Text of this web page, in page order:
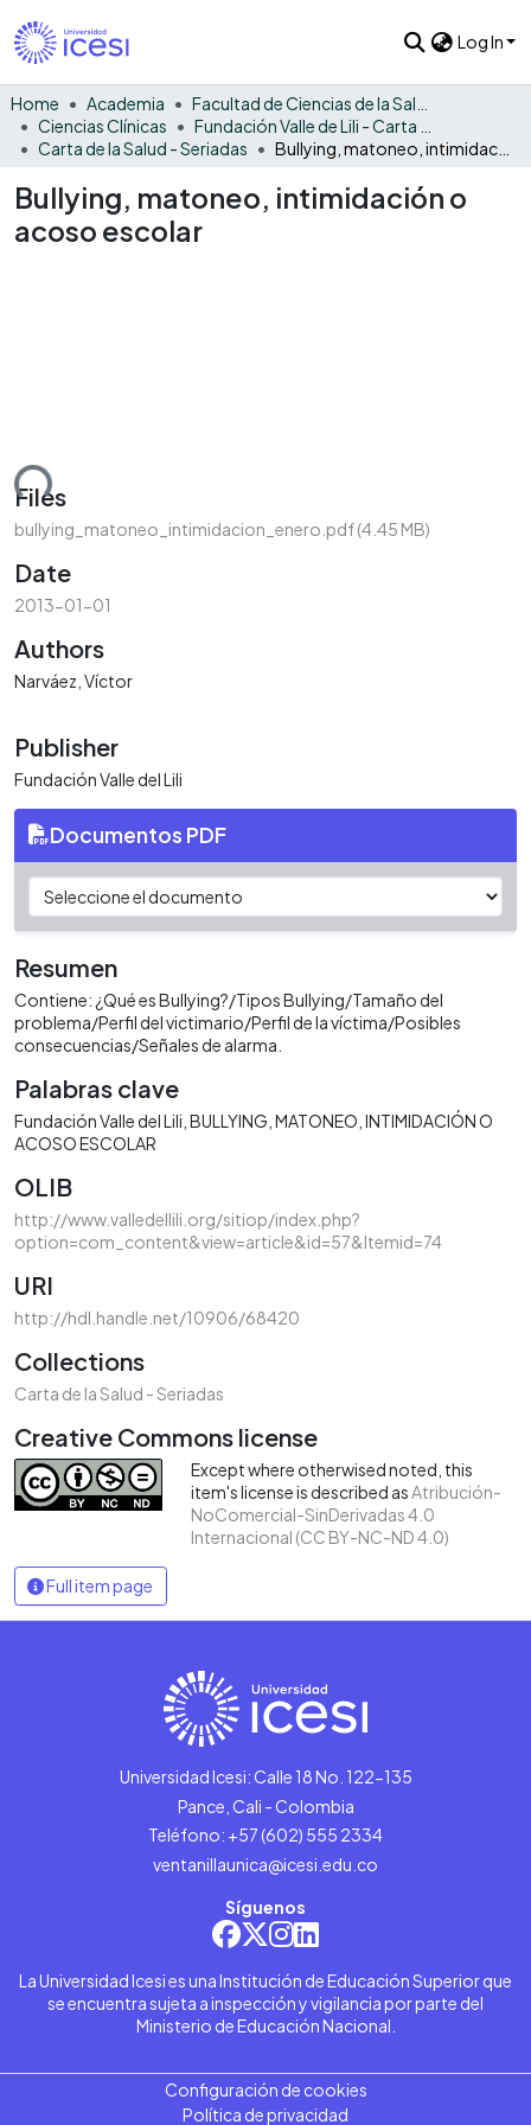
Log In
Home Academia
Ciencias Clínicas
Carta de la Salud - Seriadas
Bullying, matoneo, intimidación o
acoso escolar
Files
bullying_matoneo_intimidacion_enero.pdf(4.45 MB)
Date
2013-01-01
Authors
Narváez, Víctor
Publisher
Fundación Valle del Lili
Documentos PDF
Resumen
Contiene: ¿Qué es Bullying?/Tipos Bullying/Tamaño del
problema/Perfil del victimario/Perfil de la víctima/Posibles
consecuencias/Señales de alarma.
Palabras clave
Fundación Valle del Lili BULLYING MATONEO INTIMIDACIÓN O
ACOSO ESCOLAR
OLIB
http://www.valledellili.org/sitiop/index.php?
option=com_content&view=article&id=57&Itemid=74
URI
http://hdl.handle.net/10906/68420
Collections
Carta de la Salud - Seriadas
Creative Commons license
Except where otherwised noted, this
item's license is described asAtribución-
NoComercial-SinDerivadas 4.0
Internacional (CC BY-NC-ND 4.0)
Full item page
Universidad Icesi: Calle 18 No. 122-135
Pance, Cali - Colombia
Teléfono: +57 (602) 555 2334
ventanillaunica@icesi.edu.co
Síguenos
La Universidad Icesi es una Institución de Educación Superior que
se encuentra sujeta a inspección y vigilancia por parte del
Ministerio de Educación Nacional.
Configuración de cookies
Política de privacidad